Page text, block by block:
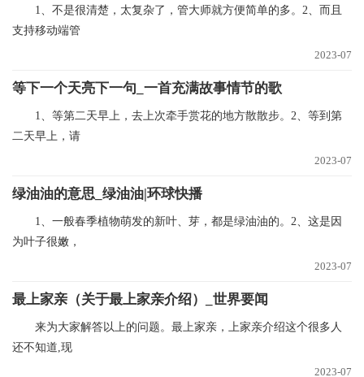
1、不是很清楚，太复杂了，管大师就方便简单的多。2、而且
支持移动端管
2023-07
等下一个天亮下一句_一首充满故事情节的歌
1、等第二天早上，去上次牵手赏花的地方散散步。2、等到第
二天早上，请
2023-07
绿油油的意思_绿油油|环球快播
1、一般春季植物萌发的新叶、芽，都是绿油油的。2、这是因
为叶子很嫩，
2023-07
最上家亲（关于最上家亲介绍）_世界要闻
来为大家解答以上的问题。最上家亲，上家亲介绍这个很多人
还不知道,现
2023-07